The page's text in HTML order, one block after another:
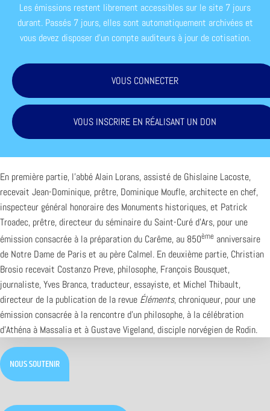
Les émissions restent librement accessibles sur le site 7 jours
durant. Passés 7 jours, elles sont automatiquement archivées et
vous devez disposer d'un compte auditeurs à jour de cotisation.
VOUS CONNECTER
VOUS INSCRIRE EN RÉALISANT UN DON
En première partie, l’abbé Alain Lorans, assisté de Ghislaine Lacoste,
recevait Jean-Dominique, prêtre, Dominique Moufle, architecte en chef,
inspecteur général honoraire des Monuments historiques, et Patrick
Troadec, prêtre, directeur du séminaire du Saint-Curé d’Ars, pour une
émission consacrée à la préparation du Carême, au 850ème anniversaire
de Notre Dame de Paris et au père Calmel. En deuxième partie, Christian
Brosio recevait Costanzo Preve, philosophe, François Bousquet,
journaliste, Yves Branca, traducteur, essayiste, et Michel Thibault,
directeur de la publication de la revue Éléments, chroniqueur, pour une
émission consacrée à la rencontre d’un philosophe, à la célébration
d’Athéna à Massalia et à Gustave Vigeland, disciple norvégien de Rodin.
NOUS SOUTENIR